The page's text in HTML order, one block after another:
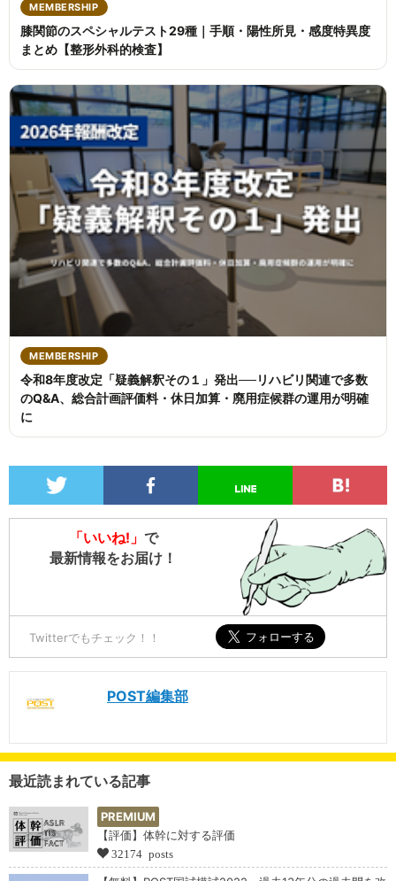
MEMBERSHIP
膝関節のスペシャルテスト29種｜手順・陽性所見・感度特異度
まとめ【整形外科的検査】
MEMBERSHIP
令和8年度改定「疑義解釈その１」発出──リハビリ関連で多数
のQ&A、総合計画評価料・休日加算・廃用症候群の運用が明確
に
「いいね!」 で
最新情報をお届け！
Twitterでもチェック！！
POST編集部
最近読まれている記事
PREMIUM
【評価】体幹に対する評価
32174 posts